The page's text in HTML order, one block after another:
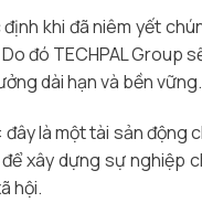
khi đã niêm yết
đó TECHPAL Group
dài hạn và bền vững.
là một tài sản động
xây dựng sự nghiệp
hội.